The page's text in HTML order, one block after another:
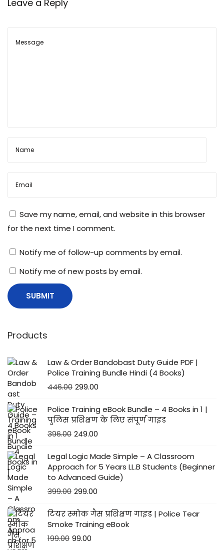
ज़ा
?
Leave a Reply
Save my name, email, and website in this browser
for the next time I comment.
Notify me of follow-up comments by email.
Notify me of new posts by email.
Products
Law & Order Bandobast Duty Guide PDF |
Police Training Bundle Hindi (4 Books)
446.00 299.00
Police Training eBook Bundle – 4 Books in 1 |
पुलिस प्रशिक्षण के लिए संपूर्ण गाइड
396.00 249.00
Legal Logic Made Simple – A Classroom
Approach for 5 Years LL.B Students (Beginner
to Advanced Guide)
399.00 299.00
टियर स्मोक गैस प्रशिक्षण गाइड | Police Tear
Smoke Training eBook
199.00 99.00